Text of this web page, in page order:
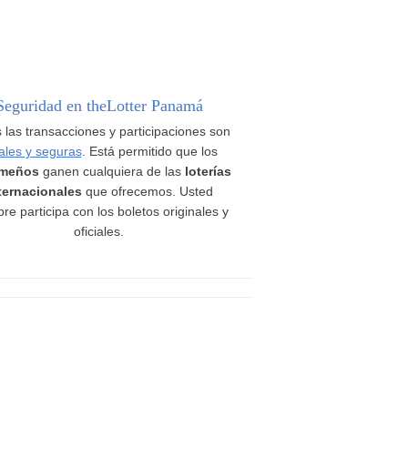
en theLotter Panamá
las transacciones y participaciones son
y seguras. Está permitido que los
ganen cualquiera de las loterías
que ofrecemos. Usted
participa con los boletos originales y
oficiales.